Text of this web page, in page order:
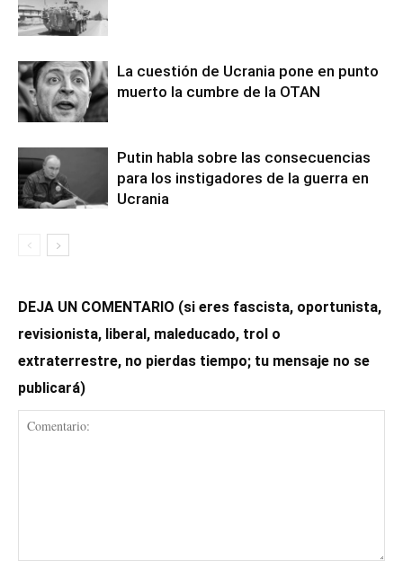
La cuestión de Ucrania pone en punto
muerto la cumbre de la OTAN
Putin habla sobre las consecuencias
para los instigadores de la guerra en
Ucrania
DEJA UN COMENTARIO (si eres fascista, oportunista,
revisionista, liberal, maleducado, trol o
extraterrestre, no pierdas tiempo; tu mensaje no se
publicará)